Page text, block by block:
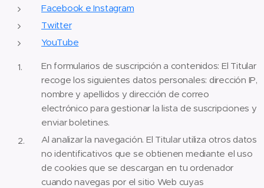
Facebook e Instagram
Twitter
YouTube
En formularios de suscripción a contenidos: El Titular
recoge los siguientes datos personales: dirección IP,
nombre y apellidos y dirección de correo
electrónico para gestionar la lista de suscripciones y
enviar boletines.
Al analizar la navegación. El Titular utiliza otros datos
no identificativos que se obtienen mediante el uso
de cookies que se descargan en tu ordenador
cuando navegas por el sitio Web cuyas